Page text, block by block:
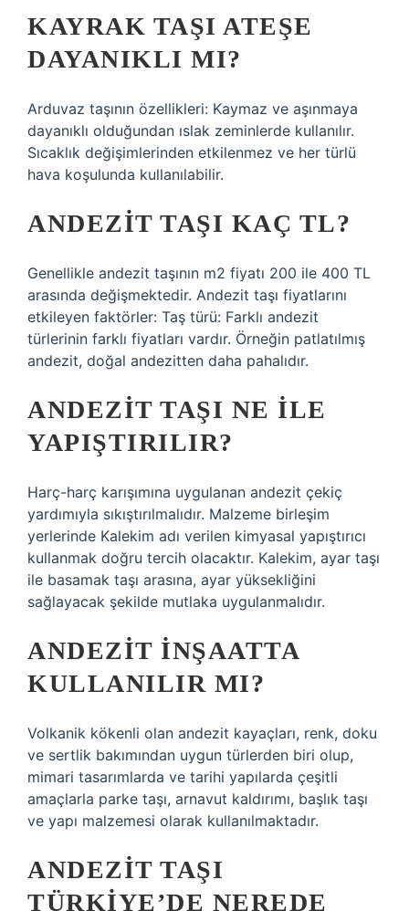
KAYRAK TAŞI ATEŞE
DAYANIKLI MI?
Arduvaz taşının özellikleri: Kaymaz ve aşınmaya
dayanıklı olduğundan ıslak zeminlerde kullanılır.
Sıcaklık değişimlerinden etkilenmez ve her türlü
hava koşulunda kullanılabilir.
ANDEZIT TAŞI KAÇ TL?
Genellikle andezit taşının m2 fiyatı 200 ile 400 TL
arasında değişmektedir. Andezit taşı fiyatlarını
etkileyen faktörler: Taş türü: Farklı andezit
türlerinin farklı fiyatları vardır. Örneğin patlatılmış
andezit, doğal andezitten daha pahalıdır.
ANDEZIT TAŞI NE ILE
YAPIŞTIRILIR?
Harç-harç karışımına uygulanan andezit çekiç
yardımıyla sıkıştırılmalıdır. Malzeme birleşim
yerlerinde Kalekim adı verilen kimyasal yapıştırıcı
kullanmak doğru tercih olacaktır. Kalekim, ayar taşı
ile basamak taşı arasına, ayar yüksekliğini
sağlayacak şekilde mutlaka uygulanmalıdır.
ANDEZIT INŞAATTA
KULLANILIR MI?
Volkanik kökenli olan andezit kayaçları, renk, doku
ve sertlik bakımından uygun türlerden biri olup,
mimari tasarımlarda ve tarihi yapılarda çeşitli
amaçlarla parke taşı, arnavut kaldırımı, başlık taşı
ve yapı malzemesi olarak kullanılmaktadır.
ANDEZIT TAŞI
TÜRKIYE’DE NEREDE